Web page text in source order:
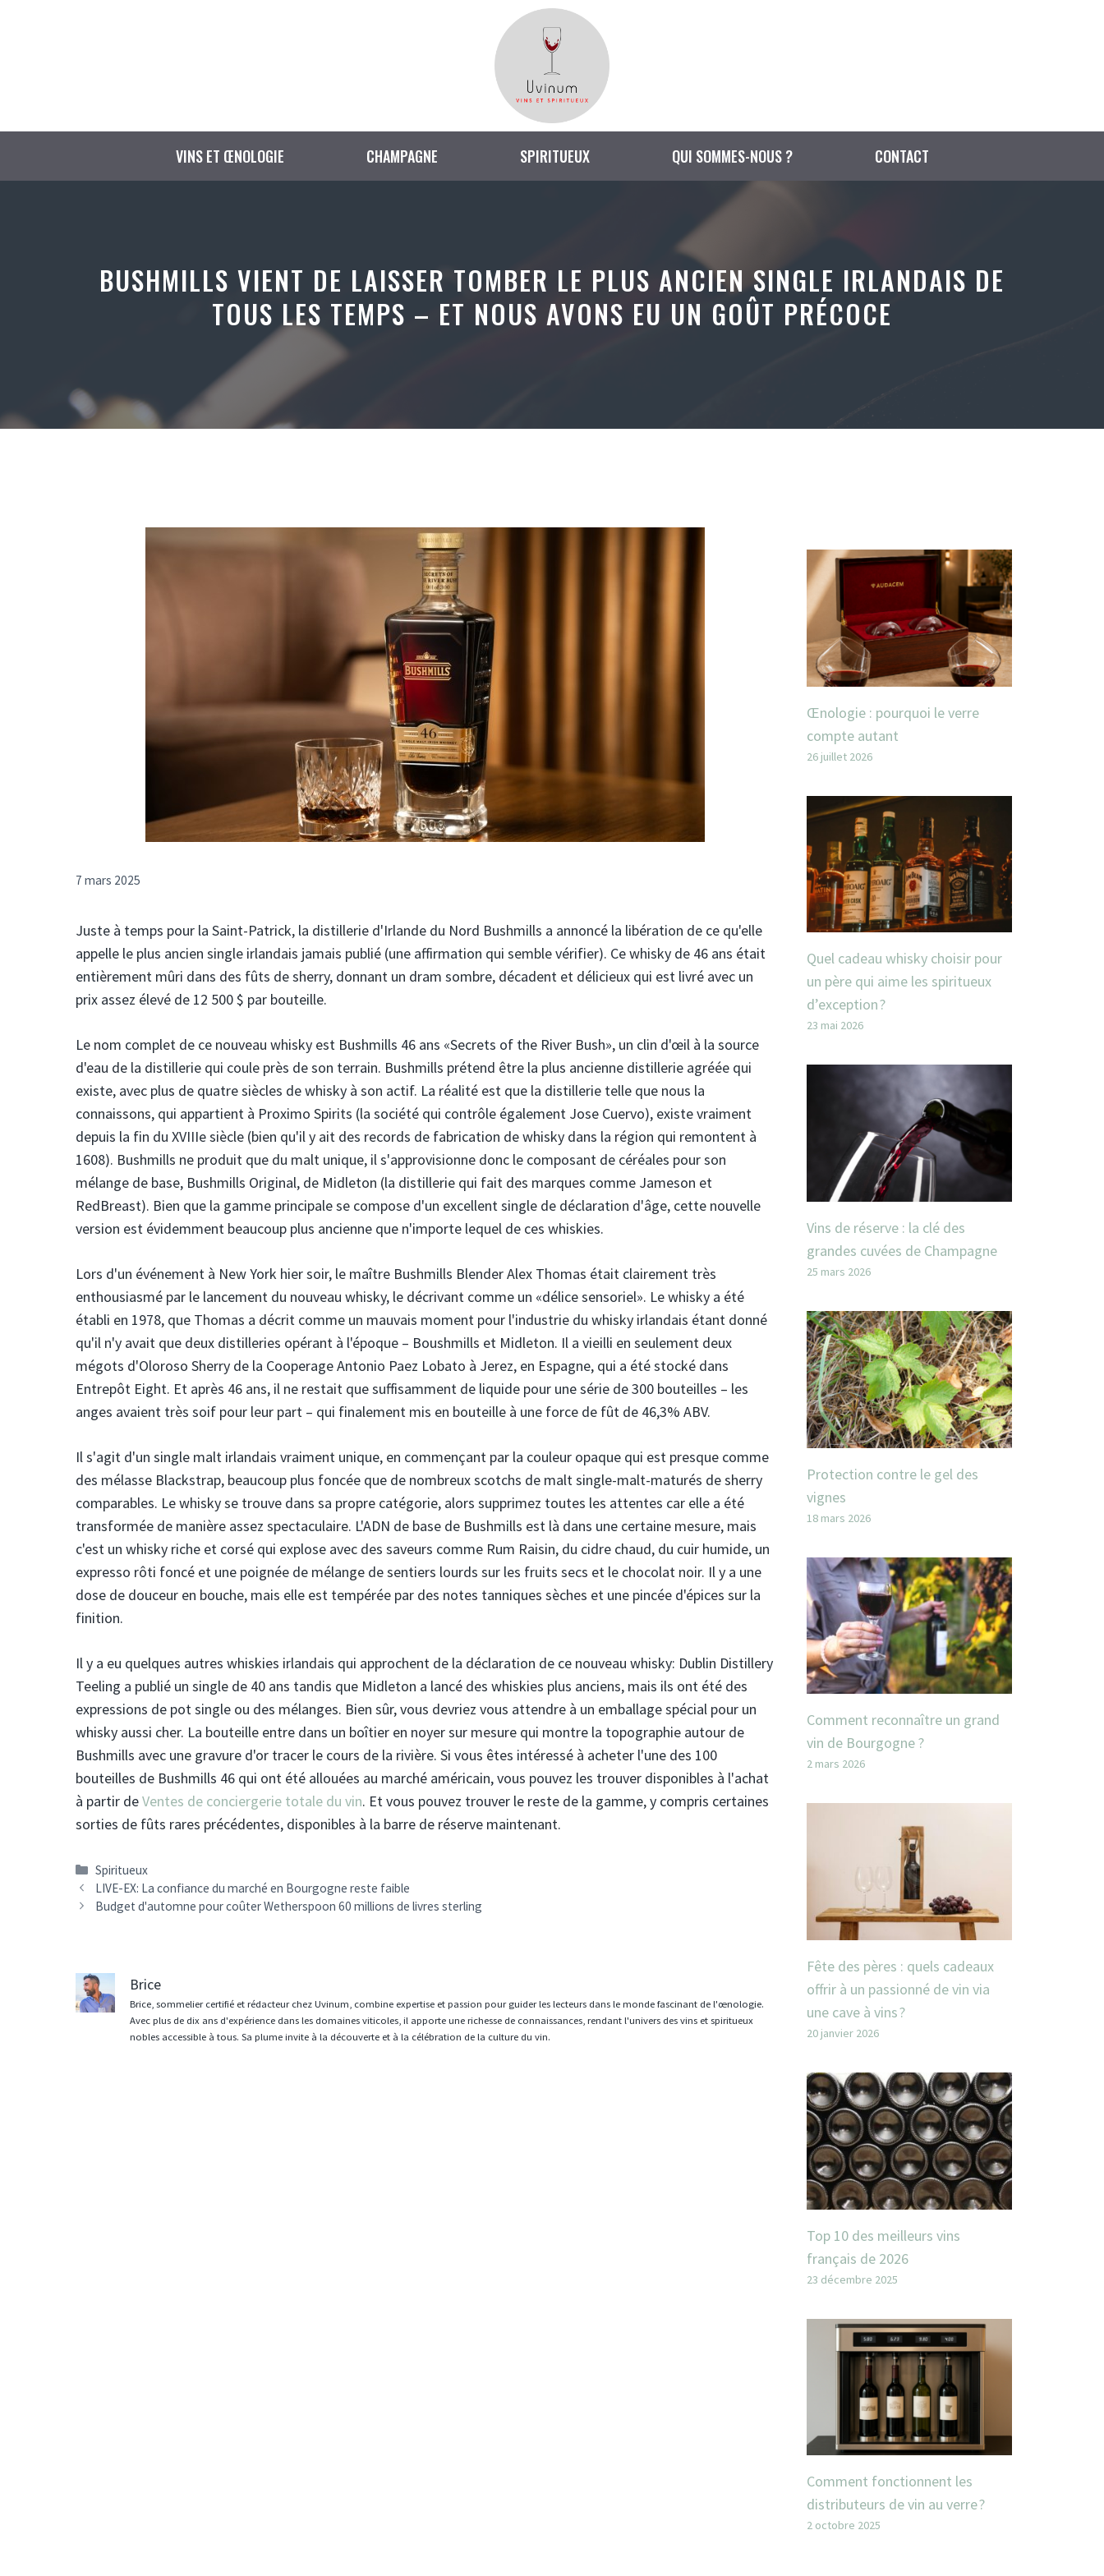
VINS ET ŒNOLOGIE CHAMPAGNE SPIRITUEUX QUI SOMMES-NOUS ? CONTACT
BUSHMILLS VIENT DE LAISSER TOMBER LE PLUS ANCIEN SINGLE IRLANDAIS DE
TOUS LES TEMPS – ET NOUS AVONS EU UN GOÛT PRÉCOCE
7 mars 2025
Juste à temps pour la Saint-Patrick, la distillerie d'Irlande du Nord Bushmills a annoncé la libération de ce qu'elle
appelle le plus ancien single irlandais jamais publié (une affirmation qui semble vérifier). Ce whisky de 46 ans était
entièrement mûri dans des fûts de sherry, donnant un dram sombre, décadent et délicieux qui est livré avec un
prix assez élevé de 12 500 $ par bouteille.
Le nom complet de ce nouveau whisky est Bushmills 46 ans «Secrets of the River Bush», un clin d'œil à la source
d'eau de la distillerie qui coule près de son terrain. Bushmills prétend être la plus ancienne distillerie agréée qui
existe, avec plus de quatre siècles de whisky à son actif. La réalité est que la distillerie telle que nous la
connaissons, qui appartient à Proximo Spirits (la société qui contrôle également Jose Cuervo), existe vraiment
depuis la fin du XVIIIe siècle (bien qu'il y ait des records de fabrication de whisky dans la région qui remontent à
1608). Bushmills ne produit que du malt unique, il s'approvisionne donc le composant de céréales pour son
mélange de base, Bushmills Original, de Midleton (la distillerie qui fait des marques comme Jameson et
RedBreast). Bien que la gamme principale se compose d'un excellent single de déclaration d'âge, cette nouvelle
version est évidemment beaucoup plus ancienne que n'importe lequel de ces whiskies.
Lors d'un événement à New York hier soir, le maître Bushmills Blender Alex Thomas était clairement très
enthousiasmé par le lancement du nouveau whisky, le décrivant comme un «délice sensoriel». Le whisky a été
établi en 1978, que Thomas a décrit comme un mauvais moment pour l'industrie du whisky irlandais étant donné
qu'il n'y avait que deux distilleries opérant à l'époque – Boushmills et Midleton. Il a vieilli en seulement deux
mégots d'Oloroso Sherry de la Cooperage Antonio Paez Lobato à Jerez, en Espagne, qui a été stocké dans
Entrepôt Eight. Et après 46 ans, il ne restait que suffisamment de liquide pour une série de 300 bouteilles – les
anges avaient très soif pour leur part – qui finalement mis en bouteille à une force de fût de 46,3% ABV.
Il s'agit d'un single malt irlandais vraiment unique, en commençant par la couleur opaque qui est presque comme
des mélasse Blackstrap, beaucoup plus foncée que de nombreux scotchs de malt single-malt-maturés de sherry
comparables. Le whisky se trouve dans sa propre catégorie, alors supprimez toutes les attentes car elle a été
transformée de manière assez spectaculaire. L'ADN de base de Bushmills est là dans une certaine mesure, mais
c'est un whisky riche et corsé qui explose avec des saveurs comme Rum Raisin, du cidre chaud, du cuir humide, un
expresso rôti foncé et une poignée de mélange de sentiers lourds sur les fruits secs et le chocolat noir. Il y a une
dose de douceur en bouche, mais elle est tempérée par des notes tanniques sèches et une pincée d'épices sur la
finition.
Il y a eu quelques autres whiskies irlandais qui approchent de la déclaration de ce nouveau whisky: Dublin Distillery
Teeling a publié un single de 40 ans tandis que Midleton a lancé des whiskies plus anciens, mais ils ont été des
expressions de pot single ou des mélanges. Bien sûr, vous devriez vous attendre à un emballage spécial pour un
whisky aussi cher. La bouteille entre dans un boîtier en noyer sur mesure qui montre la topographie autour de
Bushmills avec une gravure d'or tracer le cours de la rivière. Si vous êtes intéressé à acheter l'une des 100
bouteilles de Bushmills 46 qui ont été allouées au marché américain, vous pouvez les trouver disponibles à l'achat
à partir deVentes de conciergerie totale du vin. Et vous pouvez trouver le reste de la gamme, y compris certaines
sorties de fûts rares précédentes, disponibles à la barre de réserve maintenant.
Catégories
Spiritueux
Navigation
des
LIVE-EX: La confiance du marché en Bourgogne reste faible
Budget d'automne pour coûter Wetherspoon 60 millions de livres sterling
Brice
Brice, sommelier certifié et rédacteur chez Uvinum, combine expertise et passion pour guider les lecteurs dans le monde fascinant de l'œnologie.
Avec plus de dix ans d'expérience dans les domaines viticoles, il apporte une richesse de connaissances, rendant l'univers des vins et spiritueux
nobles accessible à tous. Sa plume invite à la découverte et à la célébration de la culture du vin.
Œnologie : pourquoi le verre
compte autant
26 juillet 2026
Quel cadeau whisky choisir pour
un père qui aime les spiritueux
d’exception ?
23 mai 2026
Vins de réserve : la clé des
grandes cuvées de Champagne
25 mars 2026
Protection contre le gel des
vignes
18 mars 2026
Comment reconnaître un grand
vin de Bourgogne ?
2 mars 2026
Fête des pères : quels cadeaux
offrir à un passionné de vin via
une cave à vins ?
20 janvier 2026
Top 10 des meilleurs vins
français de 2026
23 décembre 2025
Comment fonctionnent les
distributeurs de vin au verre ?
2 octobre 2025